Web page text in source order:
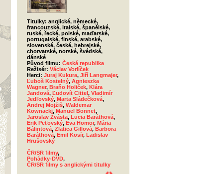
Titulky: anglické, německé,
francouzské, italské, španělské,
ruské, řecké, polské, maďarské,
portugalské, finské, arabské,
slovenské, české, hebrejské,
chorvatské, norské, švédské,
dánské
Původ filmu: Česká republika
Režisér: Václav Vorlíček
Herci: Juraj Kukura, Jiří Langmajer,
Ľuboš Kostelný, Agnieszka
Wagner, Braňo Holiček, Klára
Jandová, Ľudovít Cittel, Vladimír
Jedľovský, Marta Sládečková,
Andrej Mojžiš, Waldemar
Kownacki, Manuel Bonnet,
Jaroslav Žvásta, Lucia Baráthová,
Erik Peťovský, Eva Homor, Mária
Bálintová, Zlatica Gillová, Barbora
Baráthová, Emil Kosír, Ladislav
Hrušovský
ČR/SR filmy,
Pohádky-DVD,
ČR/SR filmy s anglickými titulky